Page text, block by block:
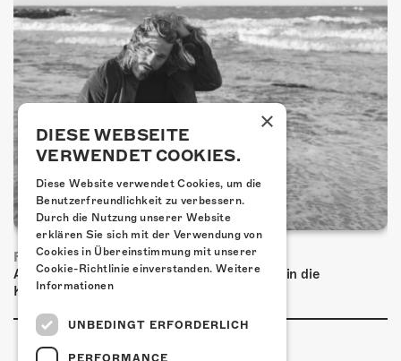
FRISCH BESTÄTIGT: BASCHI
Am Freitag, 29. Januar 2027 kommt Baschi in die
Kulturfabrik Kofmehl!
×
DIESE WEBSEITE
VERWENDET COOKIES.
Diese Website verwendet Cookies, um die
Benutzerfreundlichkeit zu verbessern.
Durch die Nutzung unserer Website
erklären Sie sich mit der Verwendung von
Cookies in Übereinstimmung mit unserer
Cookie-Richtlinie einverstanden. Weitere
Informationen
UNBEDINGT ERFORDERLICH
PERFORMANCE